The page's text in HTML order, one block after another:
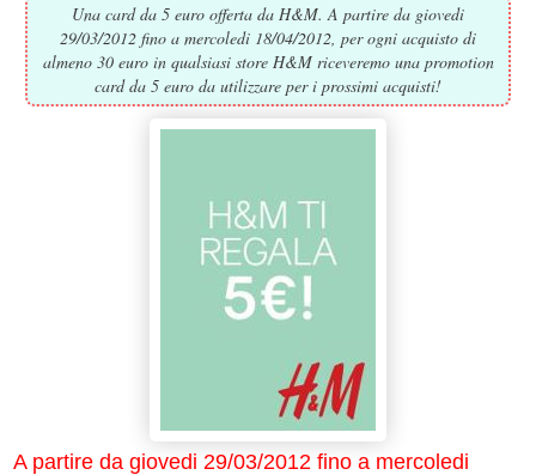
Una card da 5 euro offerta da H&M. A partire da giovedi
29/03/2012 fino a mercoledi 18/04/2012, per ogni acquisto di
almeno 30 euro in qualsiasi store H&M riceveremo una promotion
card da 5 euro da utilizzare per i prossimi acquisti!
A partire da giovedi 29/03/2012 fino a mercoledi